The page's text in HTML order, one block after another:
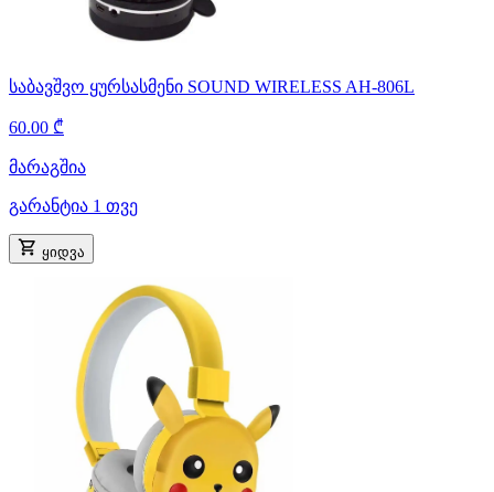
საბავშვო ყურსასმენი SOUND WIRELESS AH-806L
60.00 ₾
მარაგშია
გარანტია 1 თვე
ყიდვა